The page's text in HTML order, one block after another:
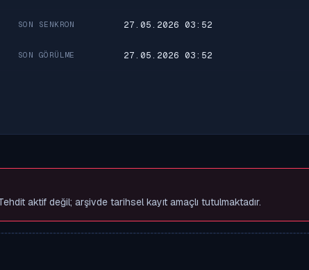
SON SENKRON 27.05.2026 03:52
SON GÖRÜLME 27.05.2026 03:52
aktif değil; arşivde tarihsel kayıt amaçlı tutulmaktadır.